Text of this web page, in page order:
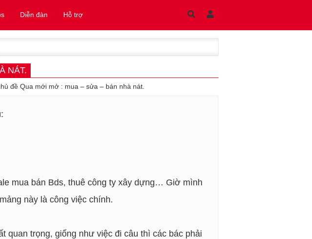
Diễn đàn Hỗ trợ
NÁT.
đề Qua mới mở : mua – sửa – bán nhà nát.
mua bán Bds, thuê công ty xây dựng… Giờ mình
này là công việc chính.
quan trọng, giống như việc đi câu thì các bác phải